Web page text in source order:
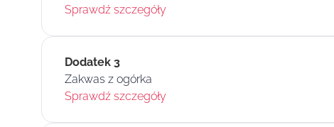
Sprawdź szczegóły
Dodatek 3
Zakwas z ogórka
Sprawdź szczegóły